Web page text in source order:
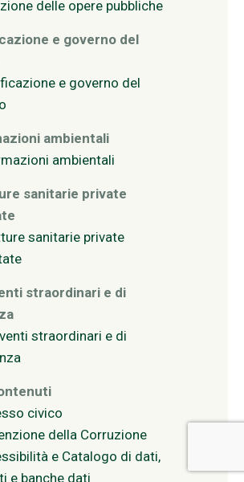
delle opere pubbliche
e governo del
e governo del
ambientali
ambientali
sanitarie private
sanitarie private
straordinari e di
straordinari e di
civico
della Corruzione
e Catalogo di dati,
e banche dati